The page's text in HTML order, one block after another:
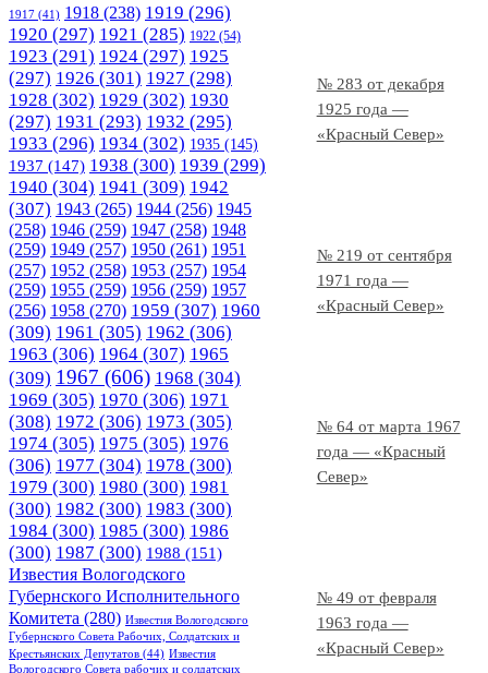
№ 283 от декабря
1925 года —
«Красный Север»
№ 219 от сентября
1971 года —
«Красный Север»
№ 64 от марта 1967
года — «Красный
Север»
№ 49 от февраля
1963 года —
«Красный Север»
1917 (41) 1918 (238) 1919 (296)
1920 (297) 1921 (285) 1922 (54)
1923 (291) 1924 (297) 1925
(297) 1926 (301) 1927 (298)
1928 (302) 1929 (302) 1930
(297) 1931 (293) 1932 (295)
1933 (296) 1934 (302) 1935 (145)
1937 (147) 1938 (300) 1939 (299)
1940 (304) 1941 (309) 1942
(307) 1943 (265) 1944 (256) 1945
(258) 1946 (259) 1947 (258) 1948
(259) 1949 (257) 1950 (261) 1951
(257) 1952 (258) 1953 (257) 1954
(259) 1955 (259) 1956 (259) 1957
(256) 1958 (270) 1959 (307) 1960
(309) 1961 (305) 1962 (306)
1963 (306) 1964 (307) 1965
(309) 1967 (606) 1968 (304)
1969 (305) 1970 (306) 1971
(308) 1972 (306) 1973 (305)
1974 (305) 1975 (305) 1976
(306) 1977 (304) 1978 (300)
1979 (300) 1980 (300) 1981
(300) 1982 (300) 1983 (300)
1984 (300) 1985 (300) 1986
(300) 1987 (300) 1988 (151)
Известия Вологодского
Губернского Исполнительного
Комитета (280) Известия Вологодского
Губернского Совета Рабочих, Солдатских и
Крестьянских Депутатов (44) Известия
Вологодского Совета рабочих и солдатских